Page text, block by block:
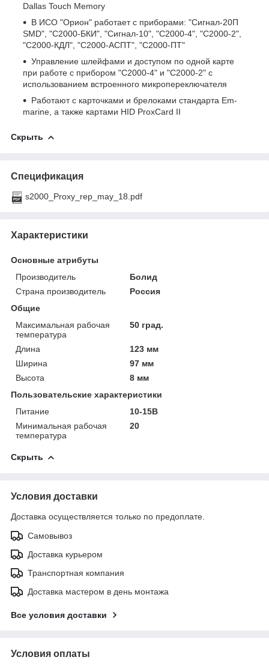
Dallas Touch Memory
В ИСО "Орион" работает с приборами: "Сигнал-20П
SMD", "С2000-БКИ", "Сигнал-10", "С2000-4", "С2000-2",
"С2000-КДЛ", "С2000-АСПТ", "С2000-ПТ"
Управление шлейфами и доступом по одной карте
при работе с прибором "С2000-4" и "С2000-2" с
использованием встроенного микропереключателя
Работают с карточками и брелоками стандарта Em-
marine, а также картами HID ProxCard II
Скрыть
Спецификация
s2000_Proxy_rep_may_18.pdf
Характеристики
Основные атрибуты
Производитель
Болид
Страна производитель
Россия
Общие
Максимальная рабочая
температура
50 град.
Длина
123 мм
Ширина
97 мм
Высота
8 мм
Пользовательские характеристики
Питание
10-15В
Минимальная рабочая
температура
20
Скрыть
Условия доставки
Доставка осуществляется только по предоплате.
Самовывоз
Доставка курьером
Транспортная компания
Доставка мастером в день монтажа
Все условия доставки
Условия оплаты